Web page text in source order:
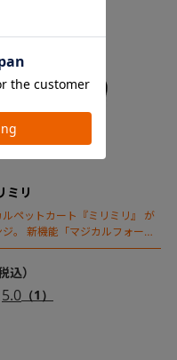
ミリ
ペットカート『ミリミリ』 が
。 新機能「マジカルフォール
5.0（1）